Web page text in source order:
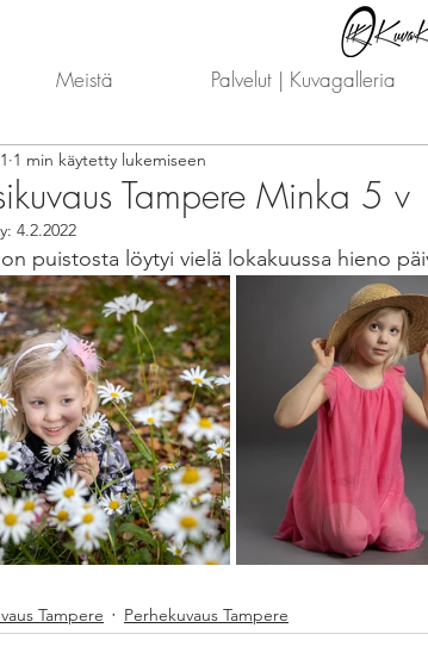
Meistä Palvelut | Kuvagalleria
Tampere Minka 5 v
1 min käytetty lukemiseen
4.2.2022
puistosta löytyi vielä lokakuussa hieno
Tampere Perhekuvaus Tampere